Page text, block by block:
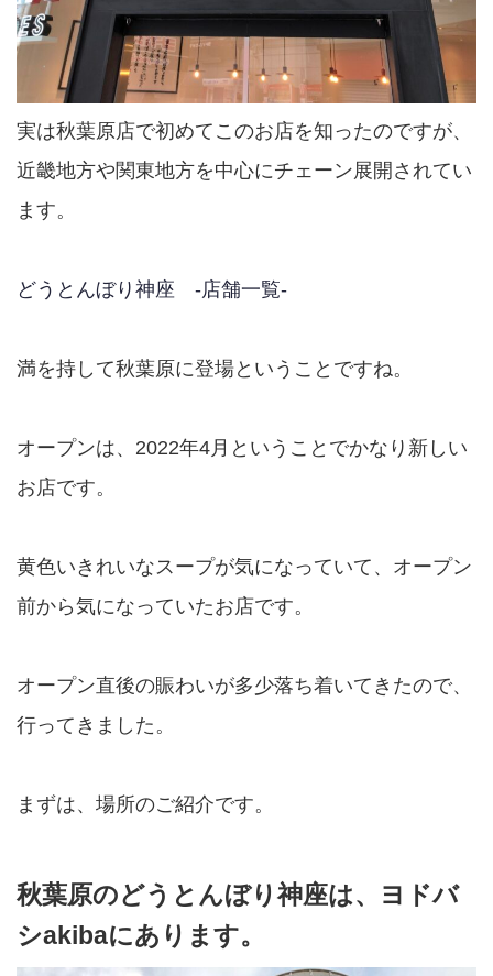
実は秋葉原店で初めてこのお店を知ったのですが、
近畿地方や関東地方を中心にチェーン展開されてい
ます。
どうとんぼり神座 -店舗一覧-
満を持して秋葉原に登場ということですね。
オープンは、2022年4月ということでかなり新しい
お店です。
黄色いきれいなスープが気になっていて、オープン
前から気になっていたお店です。
オープン直後の賑わいが多少落ち着いてきたので、
行ってきました。
まずは、場所のご紹介です。
秋葉原のどうとんぼり神座は、ヨドバ
シakibaにあります。